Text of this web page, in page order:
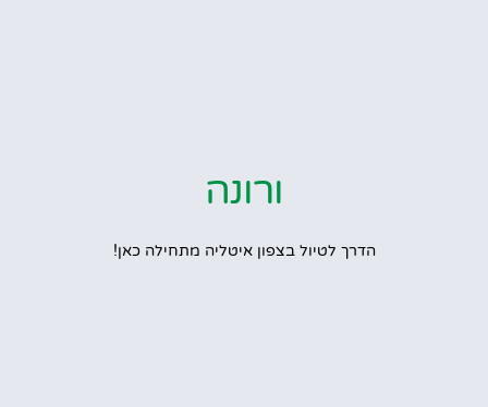
ורונה
הדרך לטיול בצפון איטליה מתחילה כאן!